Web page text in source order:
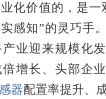
化价值的，是一
感知”的灵巧手
产业迎来规模化
倍增长、头部企
器配置率提升、